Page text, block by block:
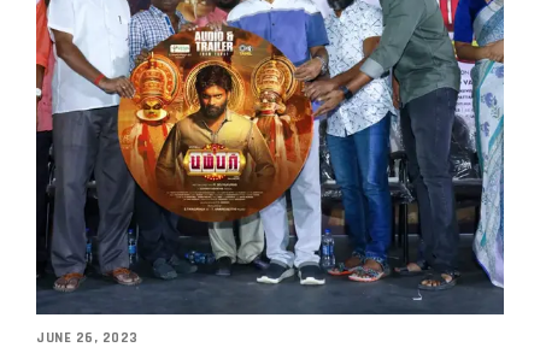
JUNE 26, 2023